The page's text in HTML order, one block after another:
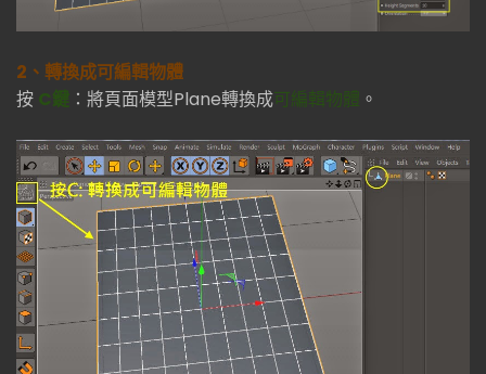
2、轉換成可編輯物體
按 C鍵 ：將頁面模型Plane轉換成可編輯物體 。